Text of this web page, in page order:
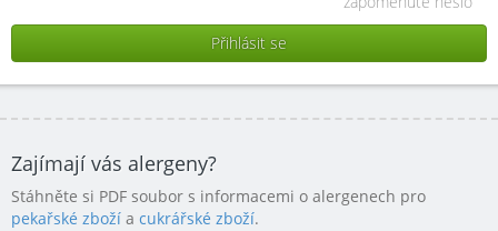
Zajímají vás alergeny?
Stáhněte si PDF soubor s informacemi o alergenech pro
pekařské zboží a cukrářské zboží.